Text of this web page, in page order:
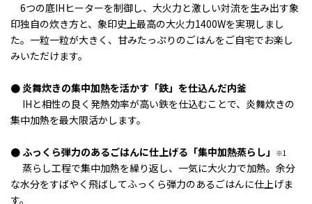
6つの底IHヒーターを制御し、 大火力と激しい対流を生み出す象
印独自の炊き方と、象印史上最高の大火力1400Wを実現しまし
た。 一粒一粒が大きく、甘みたっぷりのごはんをご自宅でお楽し
みいただけます。
● 炎舞炊きの集中加熱を活かす「鉄」を仕込んだ内釜
IHと相性の良く発熱効率が高い鉄を仕込むことで、炎舞炊きの
集中加熱を最大限活かします。
● ふっくら弾力のあるごはんに仕上げる「集中加熱蒸らし」 ※1
蒸らし工程で集中加熱を繰り返し、一気に大火力で加熱。 余分
な水分をすばやく飛ばしてふっくら弾力のあるごはんに仕上げま
す。